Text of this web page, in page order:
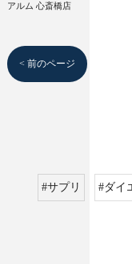
アルム 心斎橋店
< 前のページ
#サプリ #ダイ